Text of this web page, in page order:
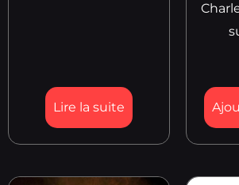
Lire la suite